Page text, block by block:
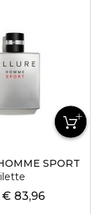
SPORT
€ 83,96